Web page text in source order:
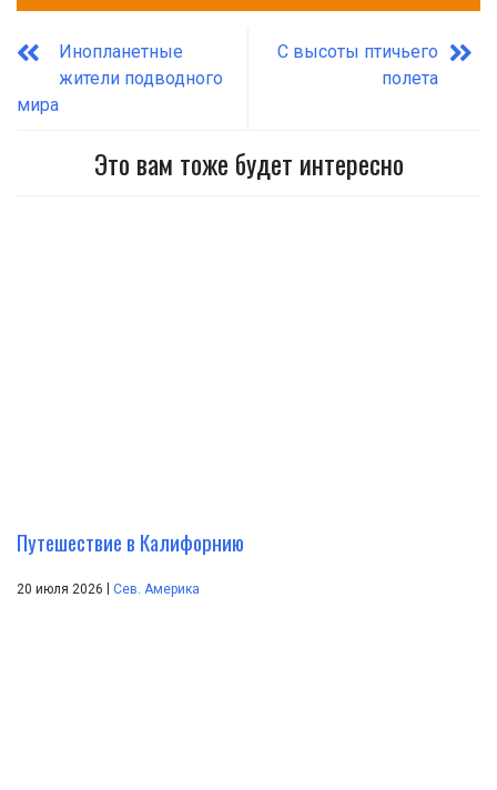
Инопланетные
жители подводного
мира
С высоты птичьего
полета
Это вам тоже будет интересно
Путешествие в Калифорнию
20 июля 2026 | Сев. Америка